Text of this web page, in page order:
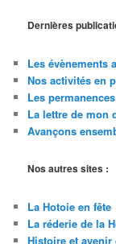
Dernières
Les évènements
Nos activités en
Les permanences
La lettre de mon
Avançons
Nos autres sites :
La Hotoie en fête
La réderie de la
Histoire et